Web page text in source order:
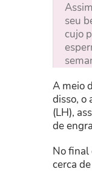
seu
cujo
A meio
disso, o
(LH),
de
No final
cerca